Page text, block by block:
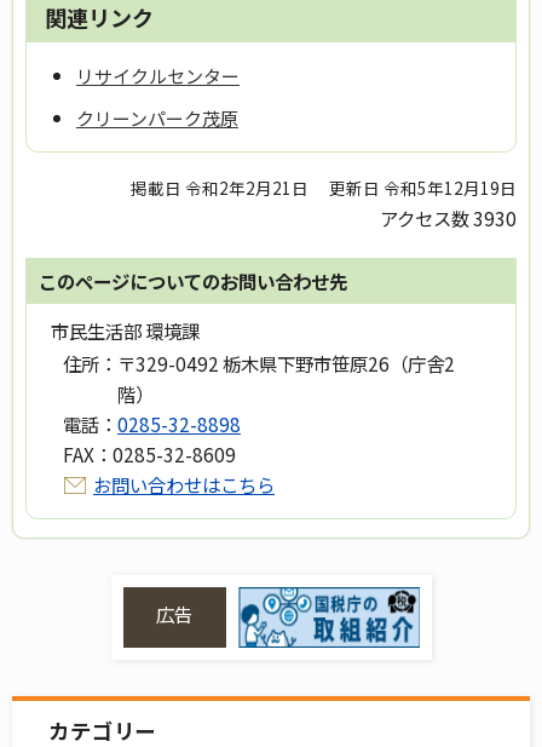
関連リンク
リサイクルセンター
クリーンパーク茂原
掲載日 令和2年2月21日 更新日 令和5年12月19日
アクセス数3930
このページについてのお問い合わせ先
市民生活部 環境課
住所： 〒329-0492 栃木県下野市笹原26（庁舎2
階）
電話： 0285-32-8898
FAX： 0285-32-8609
お問い合わせはこちら
広告
カテゴリー